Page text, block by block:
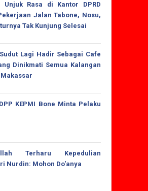
Unjuk Rasa di Kantor DPRD
Jalan Tabone, Nosu,
Tak Kunjung Selesai
Lagi Hadir Sebagai Cafe
Dinikmati Semua Kalangan
KEPMI Bone Minta Pelaku
Terharu Kepedulian
Nurdin: Mohon Do'anya